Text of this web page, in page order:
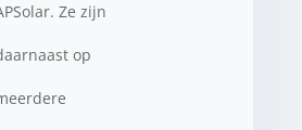
Ze zijn
op